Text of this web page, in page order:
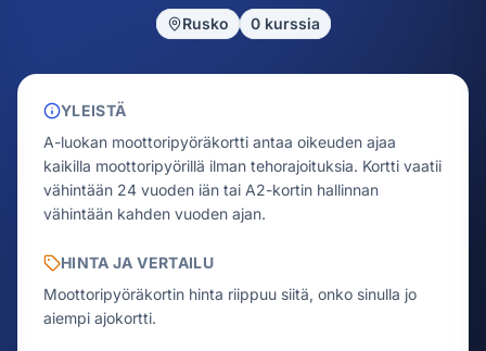
Rusko 0kurssia
YLEISTÄ
A-luokan moottoripyöräkortti antaa oikeuden ajaa
kaikilla moottoripyörillä ilman tehorajoituksia. Kortti vaatii
vähintään 24 vuoden iän tai A2-kortin hallinnan
vähintään kahden vuoden ajan.
HINTA JA VERTAILU
Moottoripyöräkortin hinta riippuu siitä, onko sinulla jo
aiempi ajokortti.